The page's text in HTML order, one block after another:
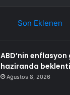
Son Eklenen
ABD’nin
haziranda
Ağustos 8, 2026